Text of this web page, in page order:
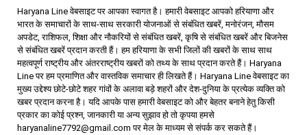
Haryana Line वेबसाइट पर आपका स्वागत है। हमारी वेबसाइट आपको हरियाणा और
भारत के समाचारों के साथ-साथ सरकारी योजनाओं से संबंधित खबरें, मनोरंजन, मौसम
अपडेट, राशिफल, शिक्षा और नौकरियों से संबंधित खबरें, कृषि से संबंधित खबरें और बिजनेस
से संबंधित खबरें प्रदान करती हैं। हम हरियाणा के सभी जिलों की खबरों के साथ साथ
महत्वपूर्ण राष्ट्रीय और अंतरराष्ट्रीय खबरों को तथ्य के साथ प्रदान करते हैं। Haryana
Line पर हम प्रमाणित और वास्तविक समाचार ही लिखते हैं। Haryana Line वेबसाइट का
मुख्य उद्देश्य छोटे-छोटे शहर गांवों के अलावा बड़े शहरों और देश-दुनिया के प्रत्येक व्यक्ति को
खबर प्रदान करना है। यदि आपके पास हमारी वेबसाइट को और बेहतर बनाने हेतु किसी
प्रकार का कोई प्रश्न, जानकारी या अन्य सुझाव हो तो कृपया हमसे
haryanaline7792@gmail.com पर मेल के माध्यम से संपर्क कर सकते हैं।